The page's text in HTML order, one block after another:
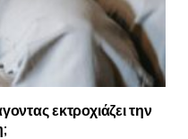
εκτροχιάζει την